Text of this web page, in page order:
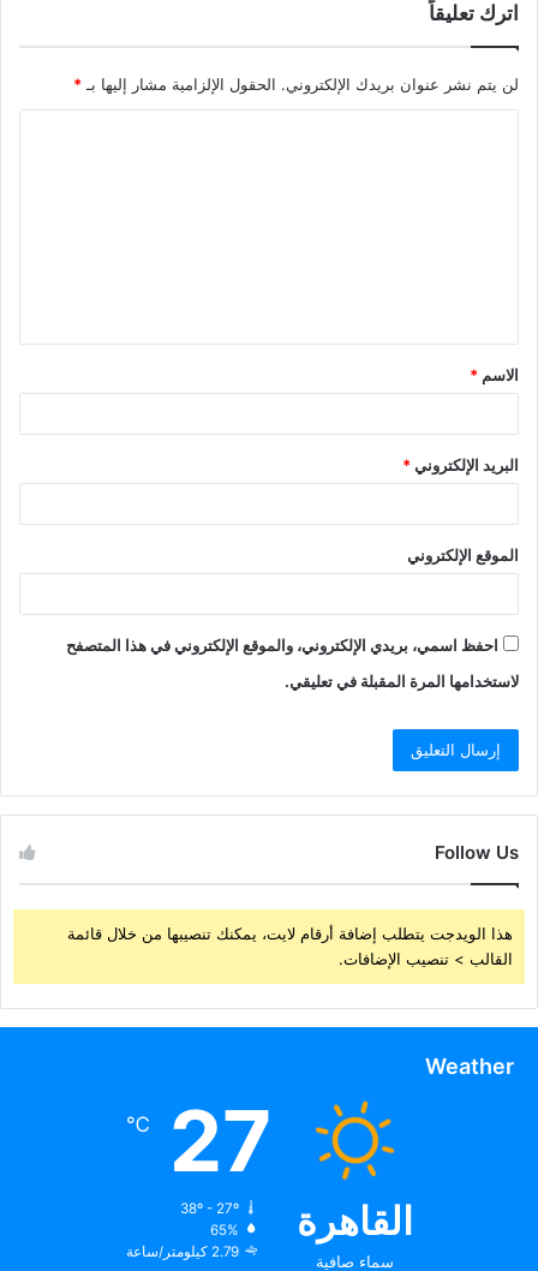
اترك تعليقاً
لن يتم نشر عنوان بريدك الإلكتروني. الحقول الإلزامية مشار إليها بـ*
ق
*
الاسم *
البريد الإلكتروني*
الموقع الإلكتروني
احفظ اسمي، بريدي الإلكتروني، والموقع الإلكتروني في هذا المتصفح
لاستخدامها المرة المقبلة في تعليقي.
Follow Us
هذا الويدجت يتطلب إضافة أرقام لايت، يمكنك تنصيبها من خلال قائمة
القالب > تنصيب الإضافات.
Weather
القاهرة
سماء صافية
27
℃
38º - 27º
65%
2.79 كيلومتر/ساعة